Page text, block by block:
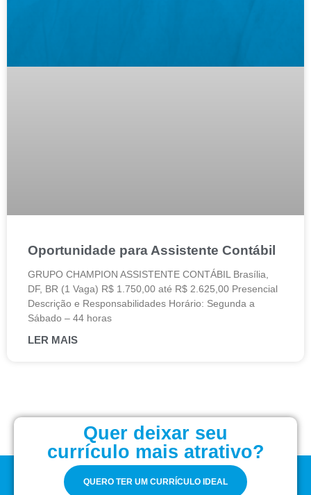
Oportunidade para Assistente Contábil
GRUPO CHAMPION ASSISTENTE CONTÁBIL Brasília,
DF, BR (1 Vaga) R$ 1.750,00 até R$ 2.625,00 Presencial
Descrição e Responsabilidades Horário: Segunda a
Sábado – 44 horas
LER MAIS
Quer deixar seu
currículo mais atrativo?
QUERO TER UM CURRÍCULO IDEAL